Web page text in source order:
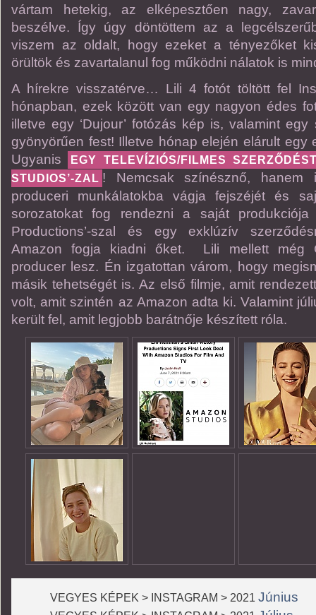
vártam hetekig, az elképesztően nagy,
beszélve. Így úgy döntöttem az a
viszem az oldalt, hogy ezeket a tényezőket
örültök és zavartalanul fog működni nálatok is
A hírekre visszatérve… Lili 4 fotót töltött fel
hónapban, ezek között van egy nagyon édes
illetve egy ‘Dujour’ fotózás kép is, valamint
gyönyörűen fest! Illetve hónap elején elárult egy
Ugyanis
EGY TELEVÍZIÓS/FILMES
STUDIOS’-ZAL ! Nemcsak színésznő, hanem
produceri munkálatokba vágja fejszéjét és
sorozatokat fog rendezni a saját
Productions’-szal és egy exklúzív
Amazon fogja kiadni őket. Lili mellett még
producer lesz. Én izgatottan várom, hogy
másik tehetségét is. Az első filmje, amit
volt, amit szintén az Amazon adta ki. Valamint
került fel, amit legjobb barátnője készített róla.
VEGYES KÉPEK > INSTAGRAM > 2021 Június